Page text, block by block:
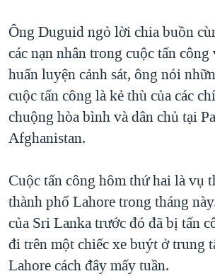
Ông Duguid ngỏ lời chia buồn
các nạn nhân trong cuộc tấn
huấn luyện cảnh sát, ông nói
cuộc tấn công là kẻ thù của các
chuộng hòa bình và dân chủ tại
Afghanistan.
Cuộc tấn công hôm thứ hai là vụ
thành phố Lahore trong tháng
của Sri Lanka trước đó đã bị tấn
đi trên một chiếc xe buýt ở trung
Lahore cách đây mấy tuần.